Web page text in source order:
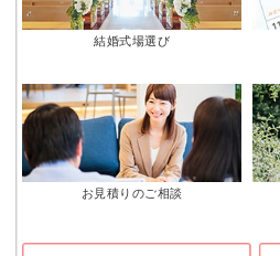
結婚式場選び
お見積りのご相談